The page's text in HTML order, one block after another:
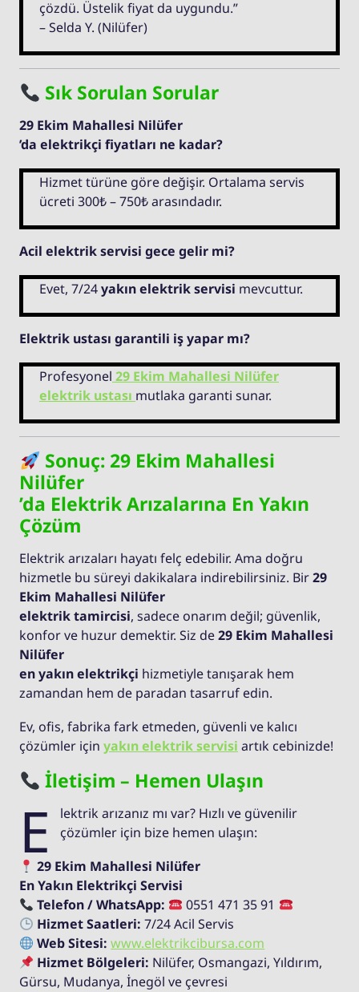
çözdü. Üstelik fiyat da uygundu.”
– Selda Y. (Nilüfer)
Sık Sorulan Sorular
29 Ekim Mahallesi Nilüfer
’da elektrikçi fiyatları ne kadar?
Hizmet türüne göre değişir. Ortalama servis
ücreti 300₺ – 750₺ arasındadır.
Acil elektrik servisi gece gelir mi?
Evet, 7/24yakın elektrik servisi mevcuttur.
Elektrik ustası garantili iş yapar mı?
Profesyonel 29 Ekim Mahallesi Nilüfer
elektrik ustası mutlaka garanti sunar.
Sonuç: 29 Ekim Mahallesi
Nilüfer
’da Elektrik Arızalarına En Yakın
Çözüm
Elektrik arızaları hayatı felç edebilir. Ama doğru
hizmetle bu süreyi dakikalara indirebilirsiniz. Bir29
Ekim Mahallesi Nilüfer
elektrik tamircisi, sadece onarım değil; güvenlik,
konfor ve huzur demektir. Siz de29 Ekim Mahallesi
Nilüfer
en yakın elektrikçi hizmetiyle tanışarak hem
zamandan hem de paradan tasarruf edin.
Ev, ofis, fabrika fark etmeden, güvenli ve kalıcı
çözümler için yakın elektrik servisi artık cebinizde!
İletişim – Hemen Ulaşın
E
lektrik arızanız mı var? Hızlı ve güvenilir
çözümler için bize hemen ulaşın:
29 Ekim Mahallesi Nilüfer
En Yakın Elektrikçi Servisi
Telefon / WhatsApp:
0551 471 35 91
Hizmet Saatleri: 7/24 Acil Servis
Web Sitesi: www.elektrikcibursa.com
Hizmet Bölgeleri: Nilüfer, Osmangazi, Yıldırım,
Gürsu, Mudanya, İnegöl ve çevresi